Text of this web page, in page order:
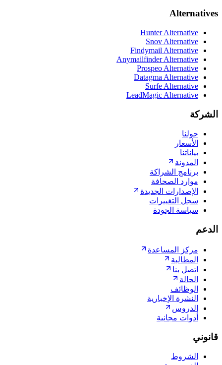
Alternatives
Hunter Alternative
Snov Alternative
Findymail Alternative
Anymailfinder Alternative
Prospeo Alternative
Datagma Alternative
Surfe Alternative
LeadMagic Alternative
الشركة
حولنا
الأسعار
بياناتنا
المدونة
برنامج الشراكة
موارد الصحافة
الإصدارات الجديدة
سجل التغييرات
سياسة الجودة
الدعم
مركز المساعدة
المطالبة
اتصل بنا
الحالة
الوظائف
النشرة الإخبارية
الدروس
أدوات مجانية
قانوني
الشروط